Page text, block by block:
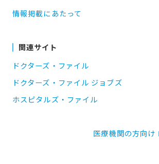
情報掲載にあたって
関連サイト
ドクターズ・ファイル
ドクターズ・ファイル ジョブズ
ホスピタルズ・ファイル
医療機関の方向け